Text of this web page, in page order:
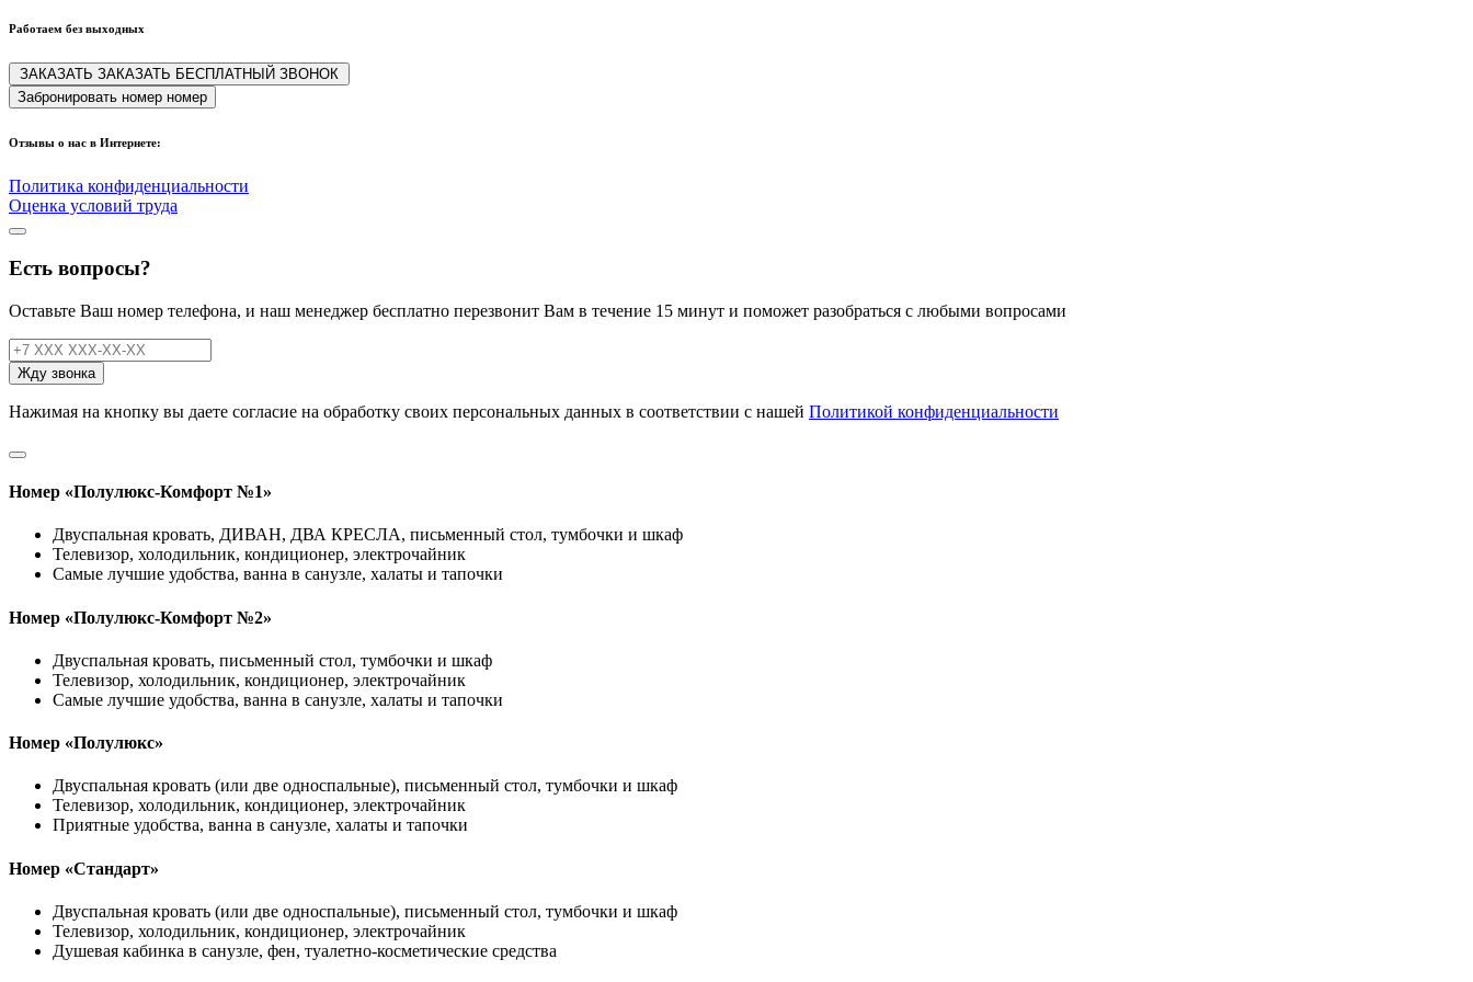
Работаем без выходных
ЗАКАЗАТЬ ЗАКАЗАТЬ
БЕСПЛАТНЫЙ ЗВОНОК
Забронировать номер номер
Отзывы о нас в Интернете:
Политика конфиденциальности
Оценка условий труда
Есть вопросы?
Оставьте Ваш номер телефона, и наш менеджер бесплатно перезвонит Вам в течение 15 минут и поможет разобраться с любыми вопросами
Жду звонка
Нажимая на кнопку вы даете согласие на обработку своих персональных данных в соответствии с нашей Политикой конфиденциальности
Номер «Полулюкс-Комфорт №1»
Двуспальная кровать, ДИВАН, ДВА КРЕСЛА, письменный стол, тумбочки и шкаф
Телевизор, холодильник, кондиционер, электрочайник
Самые лучшие удобства, ванна в санузле, халаты и тапочки
Номер «Полулюкс-Комфорт №2»
Двуспальная кровать, письменный стол, тумбочки и шкаф
Телевизор, холодильник, кондиционер, электрочайник
Самые лучшие удобства, ванна в санузле, халаты и тапочки
Номер «Полулюкс»
Двуспальная кровать (или две односпальные), письменный стол, тумбочки и шкаф
Телевизор, холодильник, кондиционер, электрочайник
Приятные удобства, ванна в санузле, халаты и тапочки
Номер «Стандарт»
Двуспальная кровать (или две односпальные), письменный стол, тумбочки и шкаф
Телевизор, холодильник, кондиционер, электрочайник
Душевая кабинка в санузле, фен, туалетно-косметические средства